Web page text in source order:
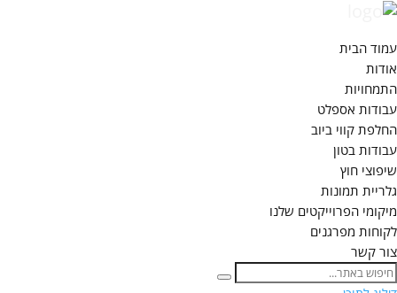
עמוד הבית
אודות
התמחויות
עבודות אספלט
החלפת קווי ביוב
עבודות בטון
שיפוצי חוץ
גלריית תמונות
מיקומי הפרוייקטים שלנו
לקוחות מפרגנים
צור קשר